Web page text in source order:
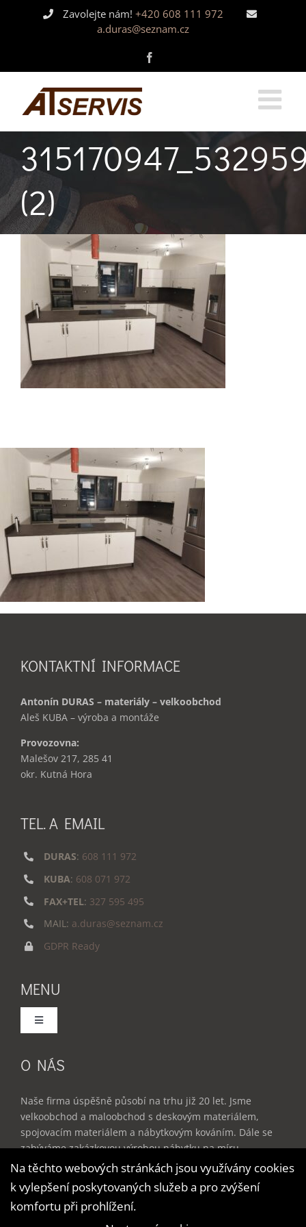
Zavolejte nám! +420 608 111 972
a.duras@seznam.cz
(2)
KONTAKTNÍ INFORMACE
Antonín DURAS – materiály – velkoobchod
Aleš KUBA – výroba a montáže
Provozovna:
Malešov 217, 285 41
okr. Kutná Hora
TEL. A EMAIL
DURAS: 608 111 972
KUBA: 608 071 972
FAX+TEL: 327 595 495
MAIL: a.duras@seznam.cz
GDPR Ready
MENU
Toggle
Služby
Produkty
Reference
O NÁS
Naše firma úspěšně působí na trhu již 20 let. Jsme
velkoobchod a maloobchod s deskovým materiálem,
spojovacím materiálem a nábytkovým kováním. Dále se
zabýváme zakázkovou výrobou nábytku na míru –
kuchyňské linky, vestavěné skříně, dětské a studentské
pokoje, obývací stěny, kancelářský nábytek a doplňky do
bytu.
Na těchto webových stránkách jsou využívány cookies
k vylepšení poskytovaných služeb a pro zvýšení
komfortu při prohlížení.